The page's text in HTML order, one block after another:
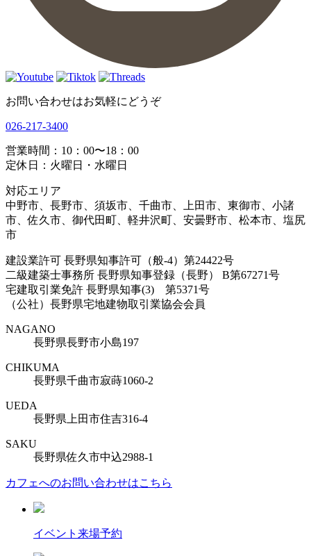
お問い合わせはお気軽にどうぞ
026-217-3400
営業時間：10：00〜18：00
定休日：火曜日・水曜日
対応エリア
中野市、長野市、須坂市、千曲市、上田市、東御市、小諸
市、佐久市、御代田町、軽井沢町、安曇野市、松本市、塩尻
市
建設業許可 長野県知事許可（般-4）第24422号
二級建築士事務所 長野県知事登録（長野） B第67271号
宅建取引業免許 長野県知事(3) 第5371号
（公社）長野県宅地建物取引業協会会員
NAGANO
長野県長野市小島197
CHIKUMA
長野県千曲市寂蒔1060-2
UEDA
長野県上田市住吉316-4
SAKU
長野県佐久市中込2988-1
カフェへのお問い合わせはこちら
イベント来場予約